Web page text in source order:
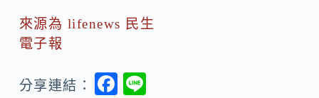
來源為 lifenews 民生
電子報
分享連結：
F